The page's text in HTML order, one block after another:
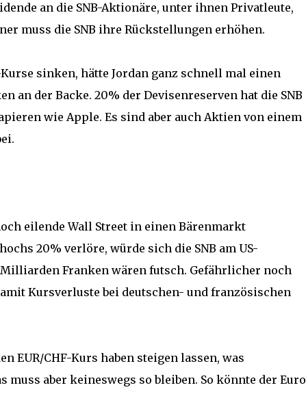
an die SNB-Aktionäre, unter ihnen Privatleute,
muss die SNB ihre Rückstellungen erhöhen.
sinken, hätte Jordan ganz schnell mal einen
an der Backe. 20% der Devisenreserven hat die SNB
wie Apple. Es sind aber auch Aktien von einem
eilende Wall Street in einen Bärenmarkt
20% verlöre, würde sich die SNB am US-
Franken wären futsch. Gefährlicher noch
Kursverluste bei deutschen- und französischen
EUR/CHF-Kurs haben steigen lassen, was
aber keineswegs so bleiben. So könnte der Euro